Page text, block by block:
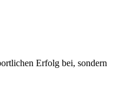
Erfolg bei, sondern